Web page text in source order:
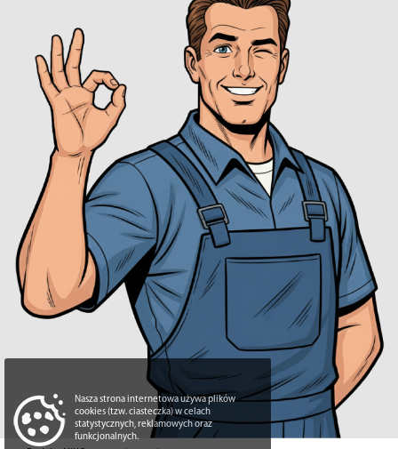
Nasza strona internetowa używa plików
cookies (tzw. ciasteczka) w celach
statystycznych, reklamowych oraz
funkcjonalnych.